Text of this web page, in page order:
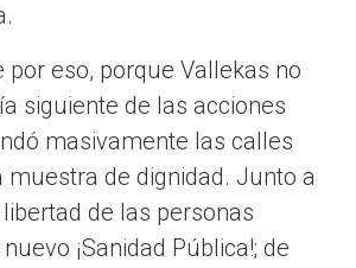
por eso, porque Vallekas no
siguiente de las acciones
masivamente las calles
muestra de dignidad. Junto a
de las personas
¡Sanidad Pública!; de